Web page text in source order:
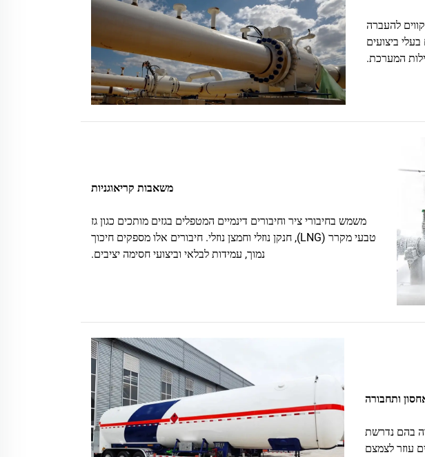
להעברה
ביצועים
המערכת.
משאבות קריאוגניות
משמש בחיבורי ציר וחיבורים דינמיים המטפלים בגזים מותכים כגון גז
טבעי מקרר (LNG), חנקן נוזלי וחמצן נוזלי. חיבורים אלו מספקים חיכוך
נמוך, עמידות לבלאי וביצועי חסימה יציבים.
ותחבורה
בהם נדרשת
עוזר לצמצם